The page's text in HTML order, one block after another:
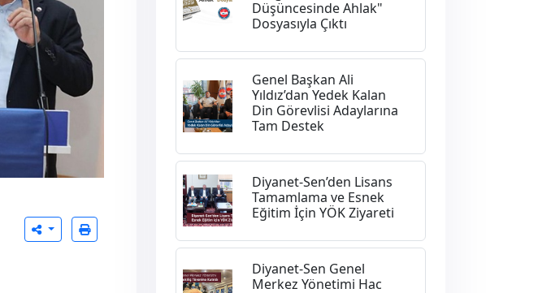
Düşüncesinde Ahlak"
Dosyasıyla Çıktı
Genel Başkan Ali
Yıldız’dan Yedek Kalan
Din Görevlisi Adaylarına
Tam Destek
Diyanet-Sen’den Lisans
Tamamlama ve Esnek
Eğitim İçin YÖK Ziyareti
Diyanet-Sen Genel
Merkez Yönetimi Hac